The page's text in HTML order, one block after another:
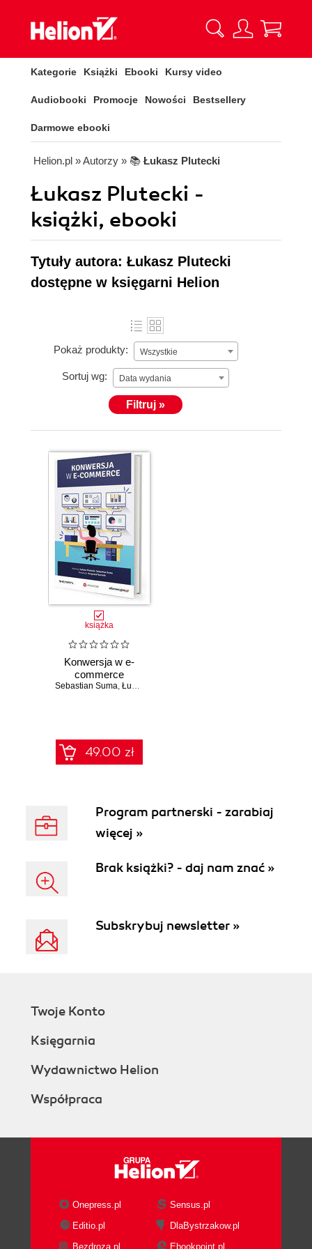
Kategorie Książki Ebooki Kursy video
Audiobooki Promocje Nowości Bestsellery
Darmowe ebooki
Helion.pl » Autorzy » 📚 Łukasz Plutecki
Łukasz Plutecki -
książki, ebooki
Tytuły autora: Łukasz Plutecki
dostępne w księgarni Helion
Pokaż produkty: Wszystkie
Sortuj wg: Data wydania
Filtruj »
książka
Konwersja w e-
commerce
Sebastian Suma, Łukasz Plutecki
49.00 zł
Program partnerski - zarabiaj
więcej »
Brak książki? - daj nam znać »
Subskrybuj newsletter »
Twoje Konto
Księgarnia
Wydawnictwo Helion
Współpraca
Onepress.pl
Sensus.pl
Editio.pl
DlaBystrzakow.pl
Bezdroza.pl
Ebookpoint.pl